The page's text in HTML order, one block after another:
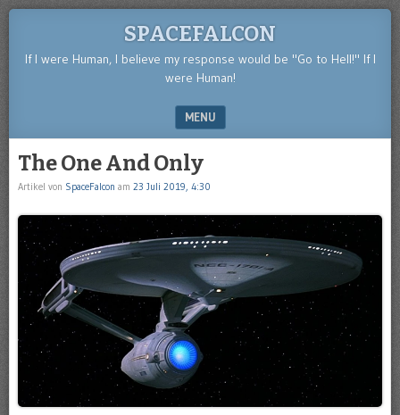
SPACEFALCON
If I were Human, I believe my response would be "Go to Hell!" If I
were Human!
MENU
The One And Only
Artikel von SpaceFalcon am 23 Juli 2019, 4:30